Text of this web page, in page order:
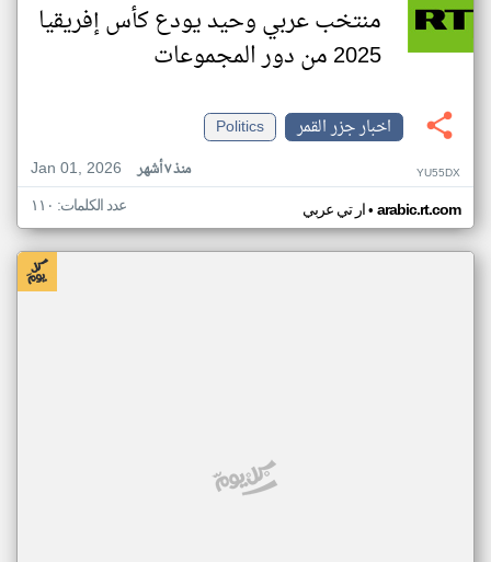
منتخب عربي وحيد يودع كأس إفريقيا
2025 من دور المجموعات
اخبار جزر القمر
Politics
Jan 01, 2026
منذ ٧ أشهر YU55DX
ار تي عربي• arabic.rt.com عدد الكلمات: ١١٠